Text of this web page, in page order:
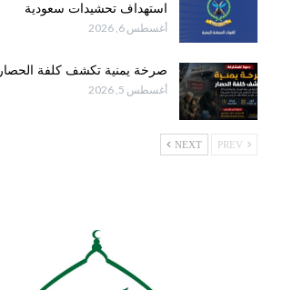
استهداف تحشيدات سعودية
أغسطس 6, 2026
صرخة يمنية تكشف كلفة الحصار
أغسطس 5, 2026
NEXT